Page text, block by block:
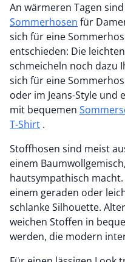
An wärmeren Tagen
Sommerhosen
sich für eine
entschieden: Die
schmeicheln noch dazu
sich für eine
oder im Jeans-Style und
mit bequemen
T-Shirt .
Stoffhosen sind meist
einem
hautsympathisch
einem geraden oder
schlanke Silhouette.
weichen Stoffen in
werden, die modern